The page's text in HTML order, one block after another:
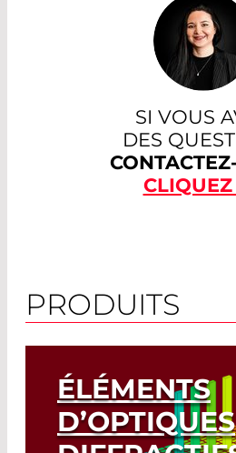
SI VOUS
DES
PRODUITS
ÉLÉMENTS
D’OPTIQUES